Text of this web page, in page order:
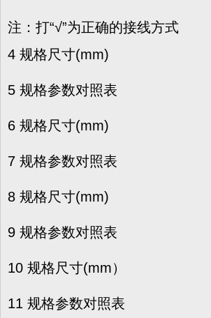
注：打“√”为正确的接线方式
4 规格尺寸(mm)
5 规格参数对照表
6 规格尺寸(mm)
7 规格参数对照表
8 规格尺寸(mm)
9 规格参数对照表
10 规格尺寸(mm）
11 规格参数对照表